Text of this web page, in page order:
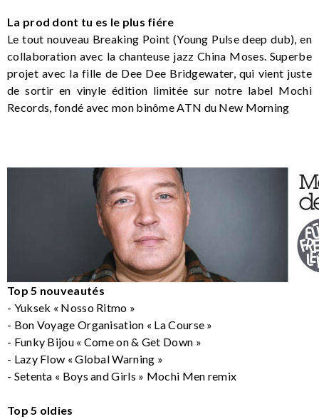
La prod dont tu es le plus fiére
Le tout nouveau Breaking Point (Young Pulse deep dub), en
collaboration avec la chanteuse jazz China Moses. Superbe
projet avec la fille de Dee Dee Bridgewater, qui vient juste
de sortir en vinyle édition limitée sur notre label Mochi
Records, fondé avec mon binôme ATN du New Morning
Top 5 nouveautés
- Yuksek « Nosso Ritmo »
- Bon Voyage Organisation « La Course »
- Funky Bijou « Come on & Get Down »
- Lazy Flow « Global Warning »
- Setenta « Boys and Girls » Mochi Men remix
Top 5 oldies